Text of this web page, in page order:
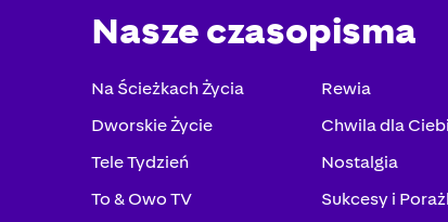
Nasze czasopisma
Na Ścieżkach Życia
Dworskie Życie
Tele Tydzień
To & Owo TV
Rewia
Chwila dla
Nostalgia
Sukcesy i